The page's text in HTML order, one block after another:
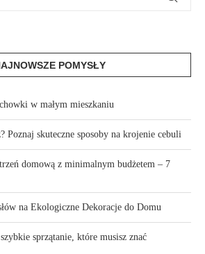
POMYSŁY
w małym mieszkaniu
Poznaj skuteczne sposoby na krojenie cebuli
domową z minimalnym budżetem – 7
na Ekologiczne Dekoracje do Domu
sprzątanie, które musisz znać